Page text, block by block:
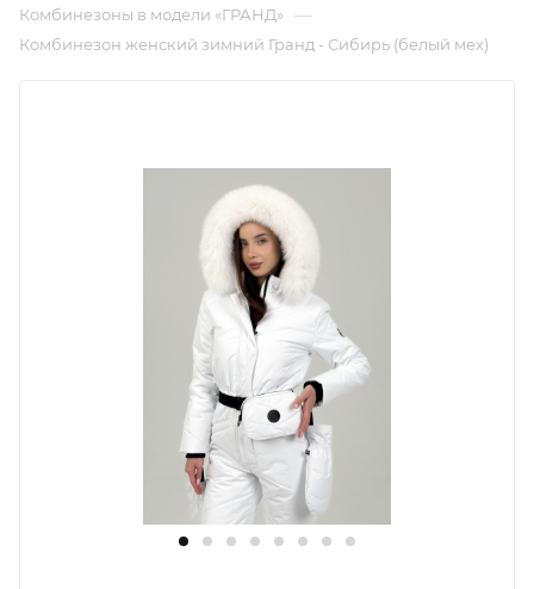
Комбинезоны в модели «ГРАНД» —
Комбинезон женский зимний Гранд - Сибирь (белый мех)